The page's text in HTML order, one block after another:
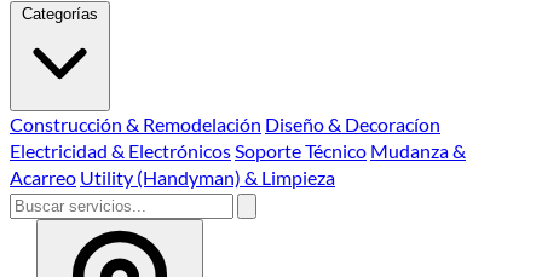
Categorías
Construcción & Remodelación Diseño & Decoracíon
Electricidad & ElectrónicosSoporte Técnico Mudanza &
Acarreo Utility (Handyman) & Limpieza